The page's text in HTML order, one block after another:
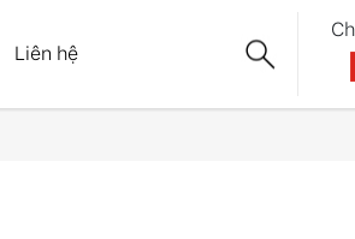
Liên hệ